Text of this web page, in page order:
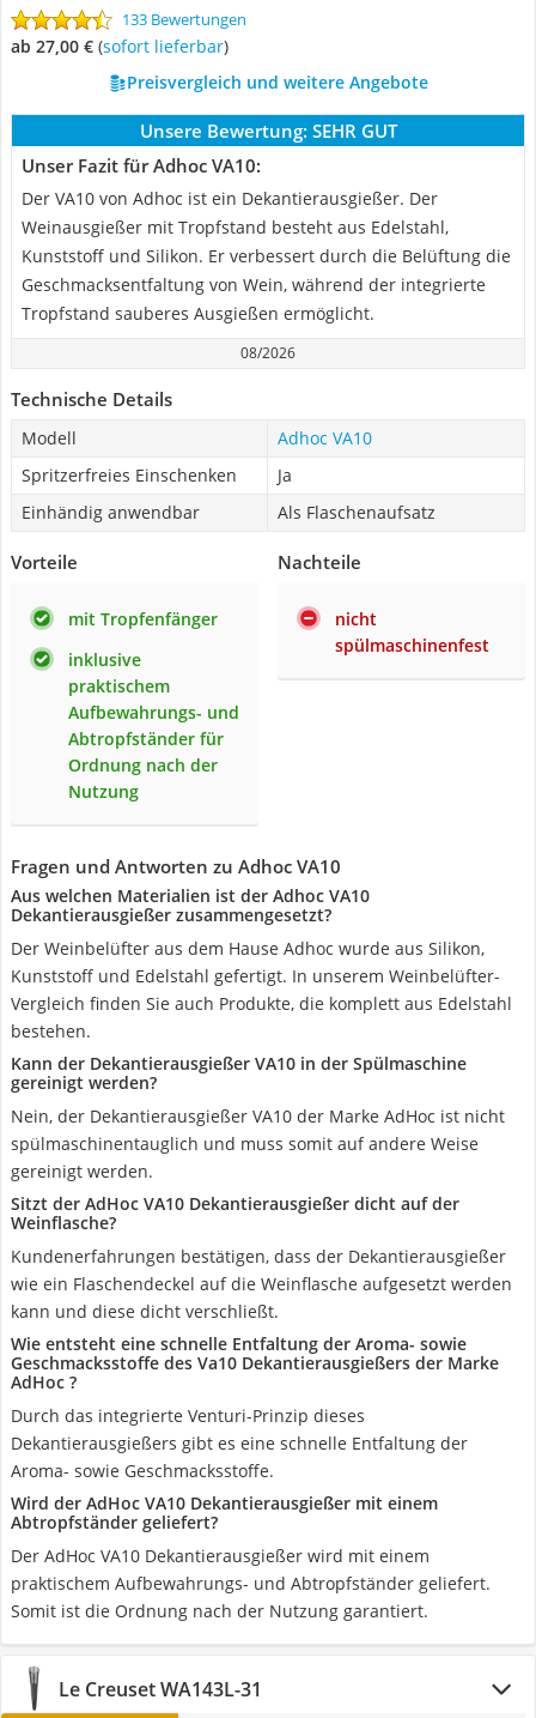
133 Bewertungen
ab 27,00 € ( Sofort lieferbar)
Preisvergleich und weitere Angebote
Unsere Bewertung: SEHR GUT
Unser Fazit für Adhoc VA10:
Der VA10 von Adhoc ist ein Dekantierausgießer. Der
Weinausgießer mit Tropfstand besteht aus Edelstahl,
Kunststoff und Silikon. Er verbessert durch die Belüftung die
Geschmacksentfaltung von Wein, während der integrierte
Tropfstand sauberes Ausgießen ermöglicht.
08/2026
Technische Details
Modell
Adhoc VA10
Spritzerfreies Einschenken
Ja
Einhändig anwendbar
Als Flaschenaufsatz
Vorteile
mit Tropfenfänger
inklusive
praktischem
Aufbewahrungs- und
Abtropfständer für
Ordnung nach der
Nutzung
Nachteile
nicht
spülmaschinenfest
Fragen und Antworten zu Adhoc VA10
Aus welchen Materialien ist der Adhoc VA10
Dekantierausgießer zusammengesetzt?
Der Weinbelüfter aus dem Hause Adhoc wurde aus Silikon,
Kunststoff und Edelstahl gefertigt. In unserem Weinbelüfter-
Vergleich finden Sie auch Produkte, die komplett aus Edelstahl
bestehen.
Kann der Dekantierausgießer VA10 in der Spülmaschine
gereinigt werden?
Nein, der Dekantierausgießer VA10 der Marke AdHoc ist nicht
spülmaschinentauglich und muss somit auf andere Weise
gereinigt werden.
Sitzt der AdHoc VA10 Dekantierausgießer dicht auf der
Weinflasche?
Kundenerfahrungen bestätigen, dass der Dekantierausgießer
wie ein Flaschendeckel auf die Weinflasche aufgesetzt werden
kann und diese dicht verschließt.
Wie entsteht eine schnelle Entfaltung der Aroma- sowie
Geschmacksstoffe des Va10 Dekantierausgießers der Marke
AdHoc ?
Durch das integrierte Venturi-Prinzip dieses
Dekantierausgießers gibt es eine schnelle Entfaltung der
Aroma- sowie Geschmacksstoffe.
Wird der AdHoc VA10 Dekantierausgießer mit einem
Abtropfständer geliefert?
Der AdHoc VA10 Dekantierausgießer wird mit einem
praktischem Aufbewahrungs- und Abtropfständer geliefert.
Somit ist die Ordnung nach der Nutzung garantiert.
Le Creuset WA143L-31